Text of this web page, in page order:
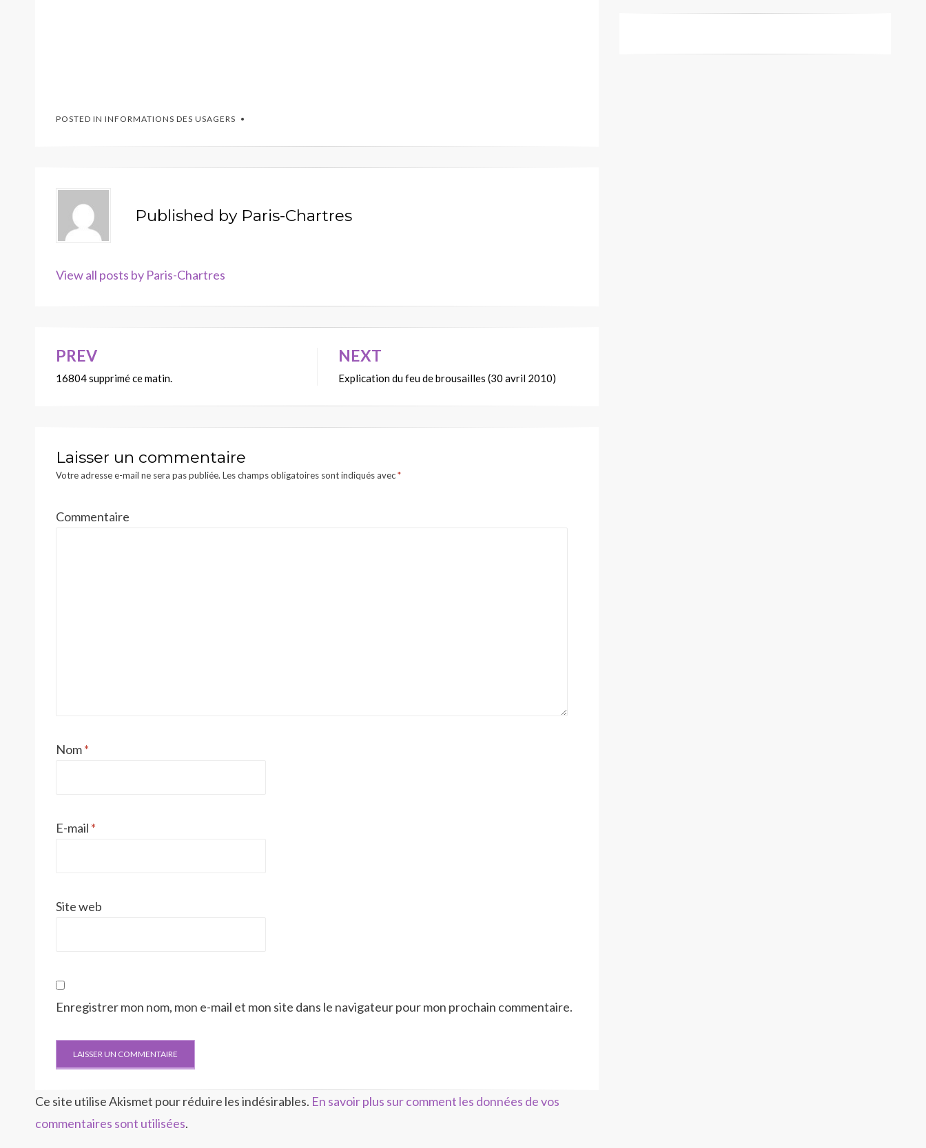
POSTED IN INFORMATIONS DES USAGERS
Published by Paris-Chartres
View all posts by Paris-Chartres
Navigation
de
PREV
16804 supprimé ce matin.
NEXT
Explication du feu de brousailles (30 avril 2010)
Laisser un commentaire
Votre adresse e-mail ne sera pas publiée. Les champs obligatoires sont indiqués avec*
Commentaire
Nom*
E-mail *
Site web
Enregistrer mon nom, mon e-mail et mon site dans le navigateur pour mon prochain commentaire.
Ce site utilise Akismet pour réduire les indésirables. En savoir plus sur comment les données de vos
commentaires sont utilisées.